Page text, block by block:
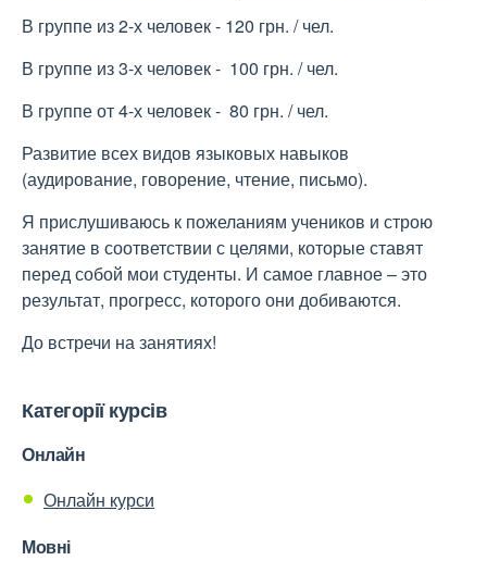
В группе из 2-х человек - 120 грн. / чел.
В группе из 3-х человек - 100 грн. / чел.
В группе от 4-х человек - 80 грн. / чел.
Развитие всех видов языковых навыков
(аудирование, говорение, чтение, письмо).
Я прислушиваюсь к пожеланиям учеников и строю
занятие в соответствии с целями, которые ставят
перед собой мои студенты. И самое главное – это
результат, прогресс, которого они добиваются.
До встречи на занятиях!
Категорії курсів
Онлайн
Онлайн курси
Мовні